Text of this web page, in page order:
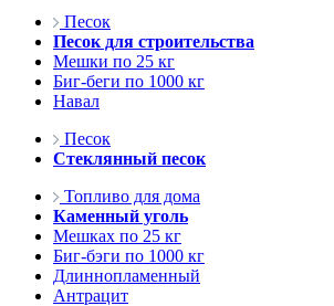
Песок
Песок для строительства
Мешки по 25 кг
Биг-беги по 1000 кг
Навал
Песок
Стеклянный песок
Топливо для дома
Каменный уголь
Мешках по 25 кг
Биг-бэги по 1000 кг
Длиннопламенный
Антрацит